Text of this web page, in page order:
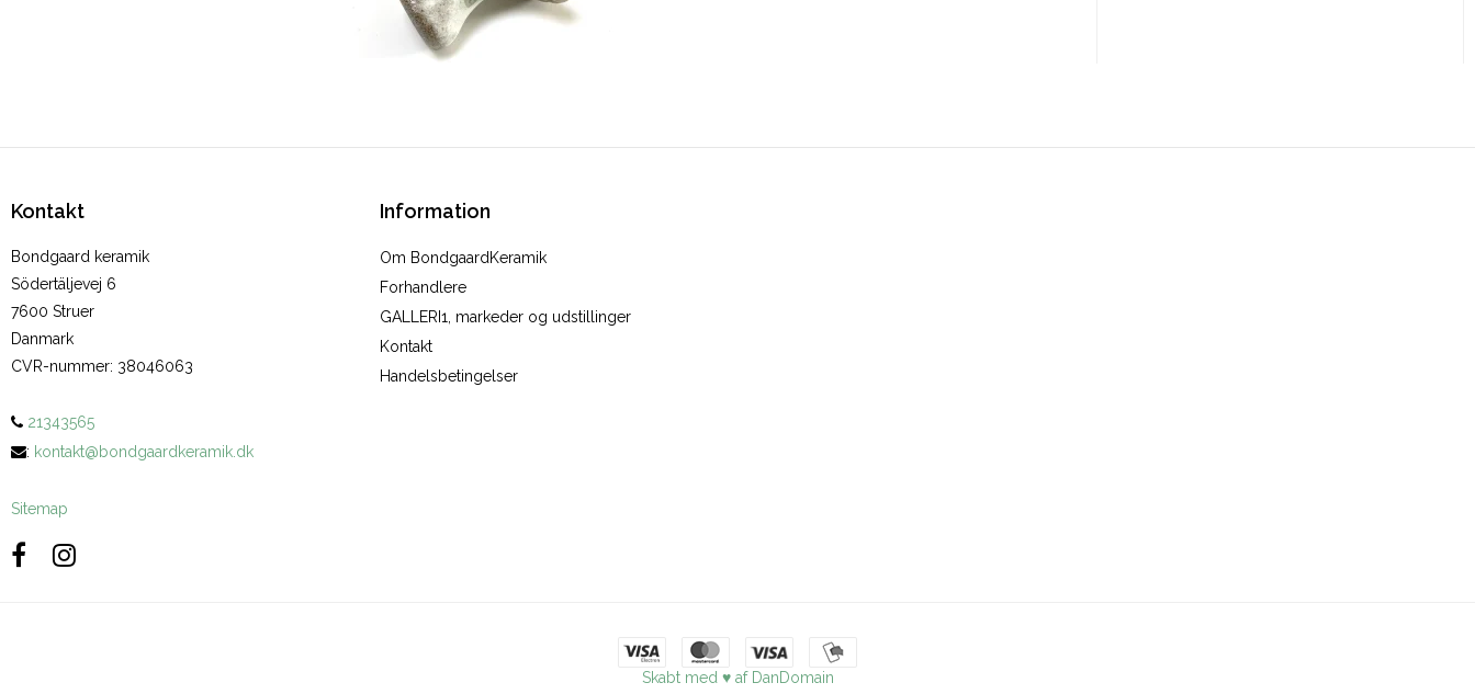
Kontakt
Bondgaard keramik
Södertäljevej 6
7600 Struer
Danmark
CVR-nummer: 38046063
21343565
: kontakt@bondgaardkeramik.dk
Sitemap
Information
Om BondgaardKeramik
Forhandlere
GALLERI1, markeder og udstillinger
Kontakt
Handelsbetingelser
Skabt med ♥ af DanDomain